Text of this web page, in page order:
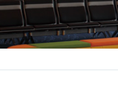
カーテン
ードア
ッター